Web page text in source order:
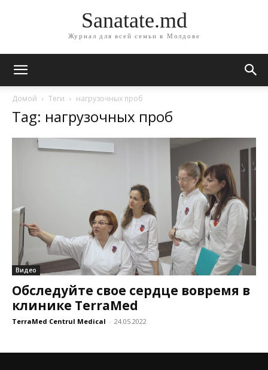
Sanatate.md
Журнал для всей семьи в Молдове
Домой Теги нагрузочных проб
Tag: нагрузочных проб
Видео
Обследуйте свое сердце вовремя в
клинике TerraMed
TerraMed Centrul Medical - 24.05.2022